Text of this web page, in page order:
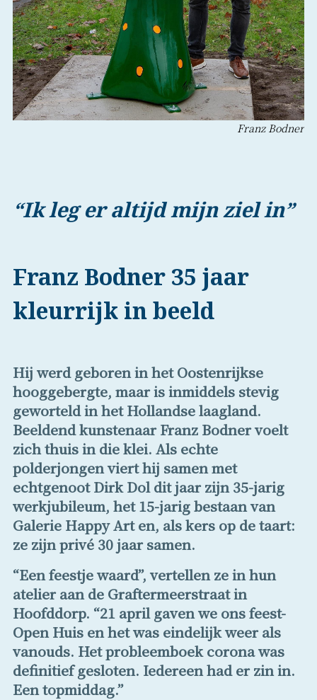
Franz Bodner
“Ik leg er altijd mijn ziel in”
Franz Bodner 35 jaar
kleurrijk in beeld
Hij werd geboren in het Oostenrijkse
hooggebergte, maar is inmiddels stevig
geworteld in het Hollandse laagland.
Beeldend kunstenaar Franz Bodner voelt
zich thuis in die klei. Als echte
polderjongen viert hij samen met
echtgenoot Dirk Dol dit jaar zijn 35-jarig
werkjubileum, het 15-jarig bestaan van
Galerie Happy Art en, als kers op de taart:
ze zijn privé 30 jaar samen.
“Een feestje waard”, vertellen ze in hun
atelier aan de Graftermeerstraat in
Hoofddorp. “21 april gaven we ons feest-
Open Huis en het was eindelijk weer als
vanouds. Het probleemboek corona was
definitief gesloten. Iedereen had er zin in.
Een topmiddag.”